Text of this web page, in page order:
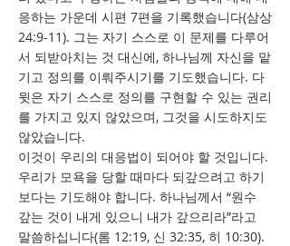
응하는 가운데 시편 7편을 기록했습니다(삼상
24:9-11). 그는 자기 스스로 이 문제를 다루어
서 되받아치는 것 대신에, 하나님께 자신을 맡
기고 정의를 이뤄주시기를 기도했습니다. 다
윗은 자기 스스로 정의를 구현할 수 있는 권리
를 가지고 있지 않았으며, 그것을 시도하지도
않았습니다.
이것이 우리의 대응법이 되어야 할 것입니다.
우리가 모욕을 당할 때마다 되갚으려고 하기
보다는 기도해야 합니다. 하나님께서 “원수
갚는 것이 내게 있으니 내가 갚으리라”라고
말씀하십니다(롬 12:19, 신 32:35, 히 10:30).